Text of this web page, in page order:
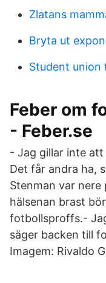
Zlatans
Bryta ut
Student
Feber om
- Feber.se
- Jag gillar inte att
Det får andra ha,
Stenman var
hälsenan brast
fotbollsproffs.-
säger backen till
Imagem: Rivaldo